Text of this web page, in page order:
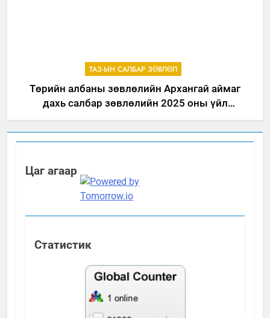
ТАЗ-ЫН САЛБАР ЗӨВЛӨЛ
Төрийн албаны зөвлөлийн Архангай аймаг
дахь салбар зөвлөлийн 2025 оны үйл
ажиллагааны жилийн төлөвлөгөө
Цаг агаар
Статистик